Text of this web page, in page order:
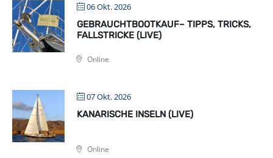
06 Okt. 2026
GEBRAUCHTBOOTKAUF– TIPPS, TRICKS,
FALLSTRICKE (LIVE)
Online
07 Okt. 2026
KANARISCHE INSELN (LIVE)
Online